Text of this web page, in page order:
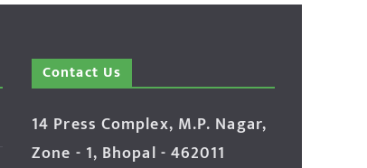
Contact Us
14 Press Complex, M.P. Nagar,
Zone - 1, Bhopal - 462011